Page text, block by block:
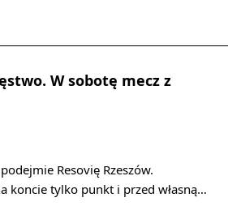
W sobotę mecz z
Resovię Rzeszów.
koncie tylko punkt i przed własną…